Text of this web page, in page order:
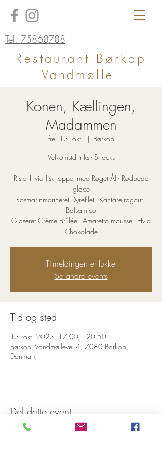
Tel. 75868788
Restaurant Børkop
Vandmølle
Konen, Kællingen,
Madammen
fre. 13. okt.
  |
Børkop
Velkomstdrinks - Snacks
Ristet Hvid fisk toppet med Røget Ål - Rødbede
glace
Rosmarinmarineret Dyrefilet - Kantarelragout -
Balsamico
Glaseret Crème Brûlée - Amaretto mousse - Hvid
Chokolade
Tilmeldingen er lukket
Se andre events
Tid og sted
13. okt. 2023, 17.00 – 20.50
Børkop, Vandmøllevej 4, 7080 Børkop,
Danmark
Del dette event